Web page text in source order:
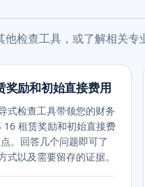
检查工具，或了解相关专
奖励和初始直接费用
式检查工具带领您的财务
16 租赁奖励和初始直接费
。回答几个问题即可了
式以及需要留存的证据。